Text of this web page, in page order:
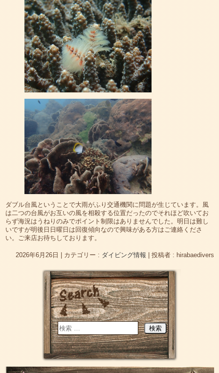
ダブル台風ということで大雨がふり交通機関に問題が生じています。風
は二つの台風がお互いの風を相殺する位置だったのでそれほど吹いてお
らず海況はうねりのみでポイント制限はありませんでした。明日は難し
いですが明後日日曜日は回復傾向なので興味がある方はご連絡くださ
い。ご来店お待ちしております。
2026年6月26日 | カテゴリー : ダイビング情報 | 投稿者 : hirabaedivers